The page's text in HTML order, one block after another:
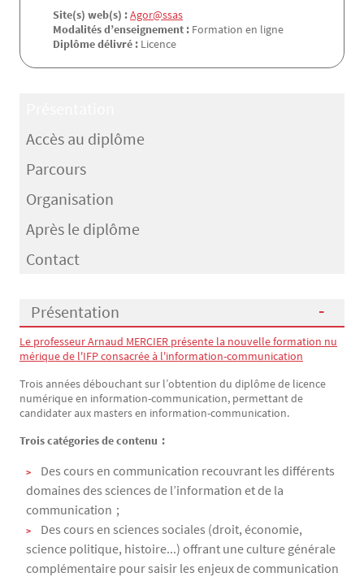
Site(s) web(s) :Agor@ssas
Modalités d’enseignement : Formation en ligne
Diplôme délivré : Licence
Accès au diplôme
Parcours
Organisation
Après le diplôme
Contact
Présentation
Présentation
Le professeur Arnaud MERCIER présente la nouvelle formation nu
mérique de l'IFP consacrée à l'information-communication
Trois années débouchant sur l’obtention du diplôme de licence
numérique en information-communication, permettant de
candidater aux masters en information-communication.
Trois catégories de contenu :
Des cours en communication recouvrant les différents
domaines des sciences de l’information et de la
communication ;
Des cours en sciences sociales (droit, économie,
science politique, histoire...) offrant une culture générale
complémentaire pour saisir les enjeux de communication